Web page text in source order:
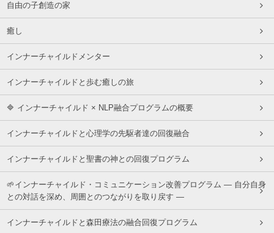
自由の子創造の家
癒し
インナーチャイルドメンター
インナーチャイルドと歩む癒しの旅
🔷 インナーチャイルド × NLP融合プログラムの概要
インナーチャイルドと心理学の先駆者達の回復融合
インナーチャイルドと聖書の神との回復プログラム
🌱インナーチャイルド・コミュニケーション改善プログラム ― 自分自身
との対話を深め、周囲とのつながりを取り戻す ―
インナーチャイルドと森田療法の融合回復プログラム